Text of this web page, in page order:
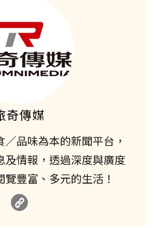
奇傳媒
品味為本的新聞平台，
及情報，透過深度與廣度
豐富、多元的生活！